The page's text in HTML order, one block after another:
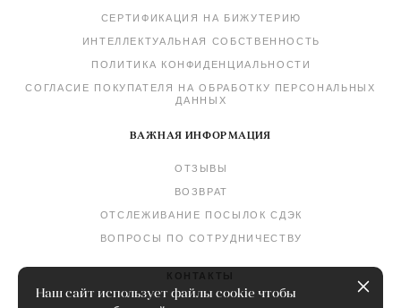
СЕРТИФИКАЦИЯ НА БИЖУТЕРИЮ
ИНТЕЛЛЕКТУАЛЬНАЯ СОБСТВЕННОСТЬ
ПОЛИТИКА КОНФИДЕНЦИАЛЬНОСТИ
СОГЛАСИЕ ПОКУПАТЕЛЯ НА ОБРАБОТКУ ПЕРСОНАЛЬНЫХ
ДАННЫХ
ВАЖНАЯ ИНФОРМАЦИЯ
ОТЗЫВЫ
ВОЗВРАТ
ОТСЛЕЖИВАНИЕ ПОСЫЛОК СДЭК
ВОПРОСЫ ПО СОТРУДНИЧЕСТВУ
Наш сайт использует файлы cookie чтобы